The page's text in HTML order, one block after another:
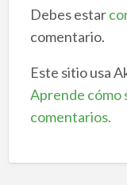
Debes estar
comentario.
Este sitio usa
Aprende cómo
comentarios.